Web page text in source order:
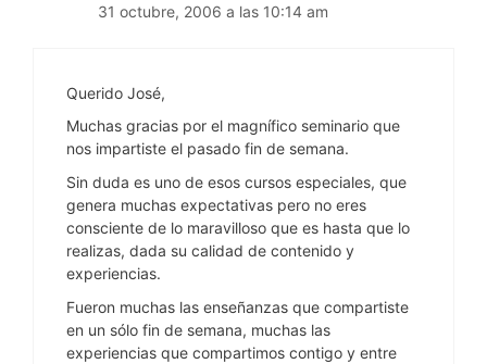
31 octubre, 2006 a las 10:14 am
Querido José,
Muchas gracias por el magnífico seminario que
nos impartiste el pasado fin de semana.
Sin duda es uno de esos cursos especiales, que
genera muchas expectativas pero no eres
consciente de lo maravilloso que es hasta que lo
realizas, dada su calidad de contenido y
experiencias.
Fueron muchas las enseñanzas que compartiste
en un sólo fin de semana, muchas las
experiencias que compartimos contigo y entre